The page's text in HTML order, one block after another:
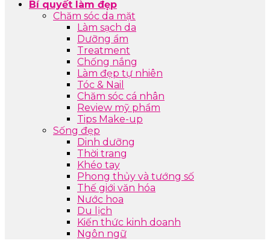
Bí quyết làm đẹp
Chăm sóc da mặt
Làm sạch da
Dưỡng ẩm
Treatment
Chống nắng
Làm đẹp tự nhiên
Tóc & Nail
Chăm sóc cá nhân
Review mỹ phẩm
Tips Make-up
Sống đẹp
Dinh dưỡng
Thời trang
Khéo tay
Phong thủy và tướng số
Thế giới văn hóa
Nước hoa
Du lịch
Kiến thức kinh doanh
Ngôn ngữ